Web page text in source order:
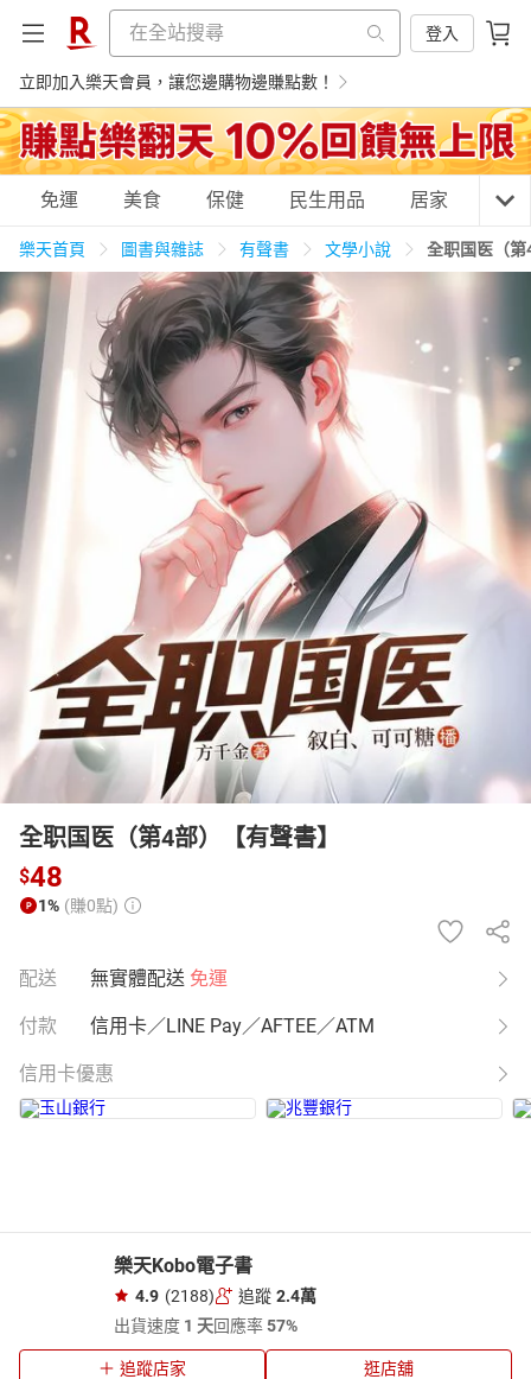
登入
立即加入樂天會員，讓您邊購物邊賺點數！
購物網分類
天天免運 美食蛋糕 養生保健 民生用品
居家生活 3C家電 運動休閒
男裝 化妝保養 情趣用品
電子/紙本書
HOT
免運 美食 保健 民生用品 居家 3C
樂天首頁 圖書與雜誌 有聲書 文學小說 全职国医（
全职国医（第4部）【有聲書】
$48
1% (賺0點)
配送 無實體配送 免運
付款 信用卡／LINE Pay／AFTEE／ATM
信用卡優惠
樂天Kobo電子書
4.9 (2188) 追蹤 2.4萬
出貨速度 1 天回應率57%
追蹤店家 逛店舖